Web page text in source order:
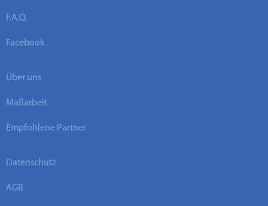
F.A.Q.
Facebook
Über uns
Maßarbeit
Empfohlene Partner
Datenschutz
AGB